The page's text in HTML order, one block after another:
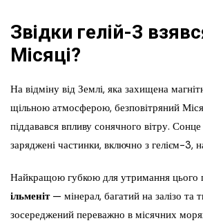
Звідки гелій-3
Місяці?
На відміну від Землі, яка захищена
щільною атмосферою, безповітряний
піддавався впливу сонячного вітру.
заряджені частинки, включно з гелієм-3,
Найкращою губкою для утримання цього
ільменіт— мінерал, багатий на залізо та
зосереджений переважно в місячних